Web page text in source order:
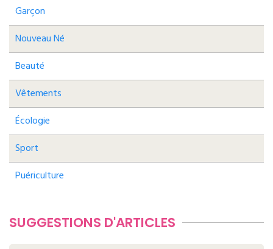
Garçon
Nouveau Né
Beauté
Vêtements
Écologie
Sport
Puériculture
SUGGESTIONS D'ARTICLES